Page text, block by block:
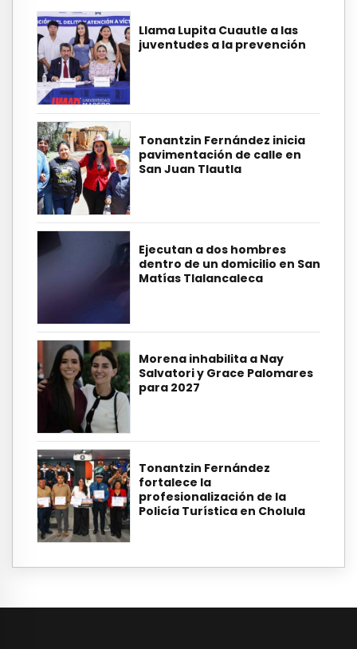
Llama Lupita Cuautle a las
juventudes a la prevención
Tonantzin Fernández inicia
pavimentación de calle en
San Juan Tlautla
Ejecutan a dos hombres
dentro de un domicilio en San
Matías Tlalancaleca
Morena inhabilita a Nay
Salvatori y Grace Palomares
para 2027
Tonantzin Fernández
fortalece la
profesionalización de la
Policía Turística en Cholula